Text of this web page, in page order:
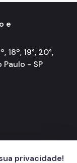
e
19°, 20°,
Paulo - SP
privacidade!